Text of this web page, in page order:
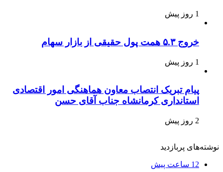
1 روز پیش
خروج ۵.۳ همت پول حقیقی از بازار سهام
1 روز پیش
پیام تبریک انتصاب معاون هماهنگی امور اقتصادی
استانداری کرمانشاه جناب آقای حسن
2 روز پیش
نوشته‌های پربازدید
12 ساعت پیش